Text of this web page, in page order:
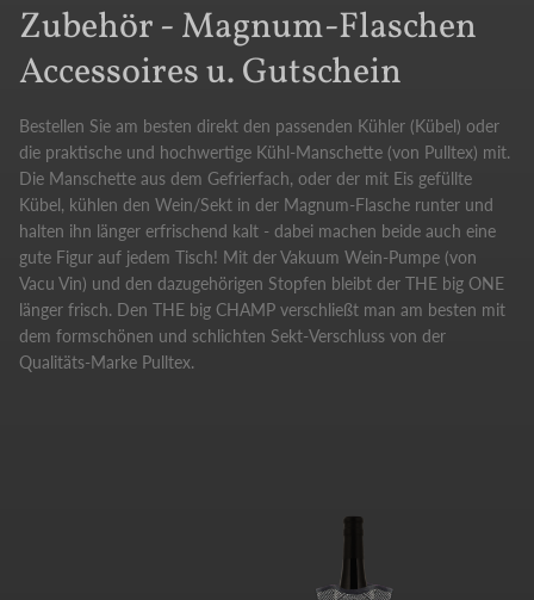
Zubehör - Magnum-Flaschen
Accessoires u. Gutschein
Bestellen Sie am besten direkt den passenden Kühler (Kübel) oder
die praktische und hochwertige Kühl-Manschette (von Pulltex) mit.
Die Manschette aus dem Gefrierfach, oder der mit Eis gefüllte
Kübel, kühlen den Wein/Sekt in der Magnum-Flasche runter und
halten ihn länger erfrischend kalt - dabei machen beide auch eine
gute Figur auf jedem Tisch! Mit der Vakuum Wein-Pumpe (von
Vacu Vin) und den dazugehörigen Stopfen bleibt der THE big ONE
länger frisch. Den THE big CHAMP verschließt man am besten mit
dem formschönen und schlichten Sekt-Verschluss von der
Qualitäts-Marke Pulltex.